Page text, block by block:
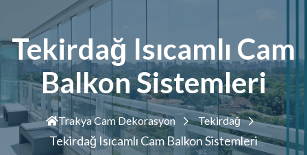
Tekirdağ Isıcamlı Cam
Balkon Sistemleri
Trakya Cam Dekorasyon Tekirdağ
Tekirdağ Isıcamlı Cam Balkon Sistemleri